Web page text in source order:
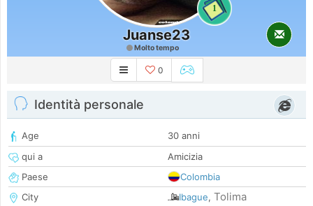
1
Juanse23
Molto tempo
0
Identità personale
Age
30 anni
qui a
Amicizia
Paese
Colombia
City
Ibague, Tolima